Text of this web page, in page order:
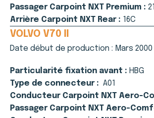
Passager Carpoint NXT Premium :
Arrière Carpoint NXT Rear : 16C
VOLVO V70 II
Date début de production : Mars 2000
Particularité fixation avant : HBG
Type de connecteur : A01
Conducteur Carpoint NXT Aero-
Passager Carpoint NXT Aero-